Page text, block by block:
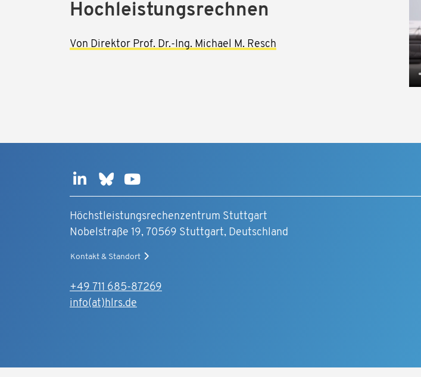
Hochleistungsrechnen
Von Direktor Prof. Dr.-Ing. Michael M. Resch
Höchstleistungsrechenzentrum Stuttgart
Nobelstraße 19, 70569 Stuttgart, Deutschland
Kontakt & Standort
+49 711 685-87269
info(at)hlrs.de